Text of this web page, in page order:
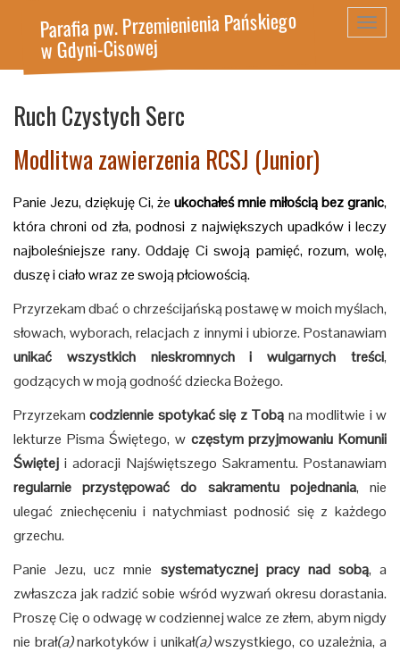
Parafia pw. Przemienienia Pańskiego
w Gdyni-Cisowej
Ruch Czystych Serc
Modlitwa zawierzenia RCSJ (Junior)
Panie Jezu, dziękuję Ci, że ukochałeś mnie miłością bez granic,
która chroni od zła, podnosi z największych upadków i leczy
najboleśniejsze rany. Oddaję Ci swoją pamięć, rozum, wolę,
duszę i ciało wraz ze swoją płciowością.
Przyrzekam dbać o chrześcijańską postawę w moich myślach,
słowach, wyborach, relacjach z innymi i ubiorze. Postanawiam
unikać wszystkich nieskromnych i wulgarnych treści,
godzących w moją godność dziecka Bożego.
Przyrzekamcodziennie spotykać się z Tobą na modlitwie i w
lekturze Pisma Świętego, w częstym przyjmowaniu Komunii
Świętej i adoracji Najświętszego Sakramentu. Postanawiam
regularnie przystępować do sakramentu pojednania, nie
ulegać zniechęceniu i natychmiast podnosić się z każdego
grzechu.
Panie Jezu, ucz mnie systematycznej pracy nad sobą, a
zwłaszcza jak radzić sobie wśród wyzwań okresu dorastania.
Proszę Cię o odwagę w codziennej walce ze złem, abym nigdy
nie brał(a)narkotyków i unikał(a)wszystkiego, co uzależnia, a